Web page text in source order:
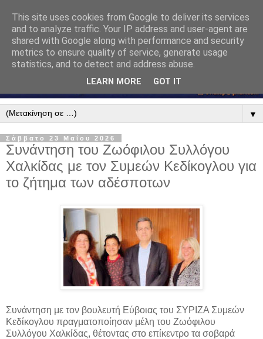
▼
Σάββατο 23 Μαΐου 2026
Συνάντηση του Ζωόφιλου Συλλόγου
Χαλκίδας με τον Συμεών Κεδίκογλου για
το ζήτημα των αδέσποτων
Συνάντηση με τον βουλευτή Εύβοιας του ΣΥΡΙΖΑ Συμεών
Κεδίκογλου πραγματοποίησαν μέλη του Ζωόφιλου
Συλλόγου Χαλκίδας, θέτοντας στο επίκεντρο τα σοβαρά
This site uses cookies from Google to deliver its services
and to analyze traffic. Your IP address and user-agent are
shared with Google along with performance and security
metrics to ensure quality of service, generate usage
statistics, and to detect and address abuse.
LEARN MORE GOT IT